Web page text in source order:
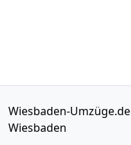
Wiesbaden-Umzüge.de
Wiesbaden